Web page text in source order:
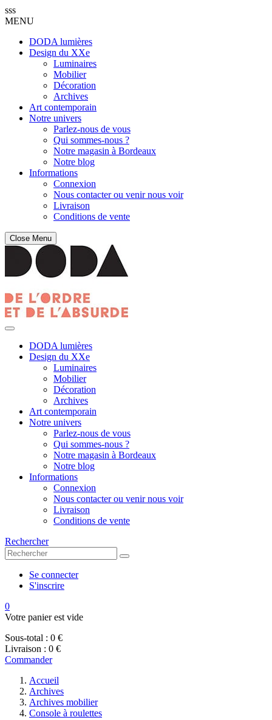
sss
MENU
DODA lumières
Design du XXe
Luminaires
Mobilier
Décoration
Archives
Art contemporain
Notre univers
Parlez-nous de vous
Qui sommes-nous ?
Notre magasin à Bordeaux
Notre blog
Informations
Connexion
Nous contacter ou venir nous voir
Livraison
Conditions de vente
Close Menu
DODA lumières
Design du XXe
Luminaires
Mobilier
Décoration
Archives
Art contemporain
Notre univers
Parlez-nous de vous
Qui sommes-nous ?
Notre magasin à Bordeaux
Notre blog
Informations
Connexion
Nous contacter ou venir nous voir
Livraison
Conditions de vente
Rechercher
Se connecter
S'inscrire
0
Votre panier est vide
Sous-total : 0 €
Livraison : 0 €
Commander
Accueil
Archives
Archives mobilier
Console à roulettes